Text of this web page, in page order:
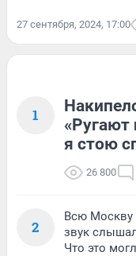
27 сентября, 2024, 17:00
1
«Ругают
я стою
26 800
2
Всю Москву
звук
Что это